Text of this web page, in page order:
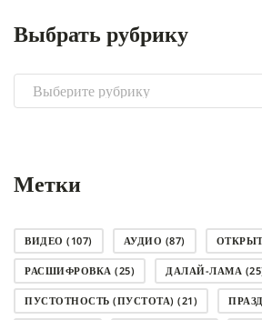
Выбрать рубрику
Выбрать
рубрику
Метки
ВИДЕО (107) АУДИО (87)
РАСШИФРОВКА (25) ДАЛАЙ-ЛАМА
ПУСТОТНОСТЬ (ПУСТОТА) (21)